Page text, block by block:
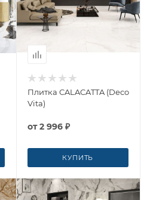
Плитка CALACATTA (Deco
Vita)
от2 996 ₽
КУПИТЬ